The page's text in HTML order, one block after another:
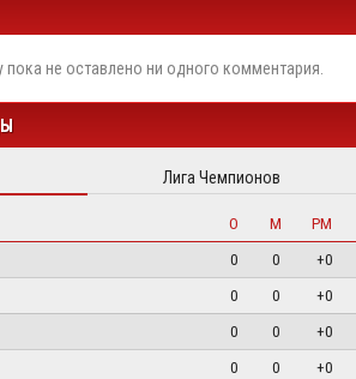
пока не оставлено ни одного комментария.
Лига Чемпионов
О М
РМ
0 0
+0
0 0
+0
0 0
+0
0 0
+0